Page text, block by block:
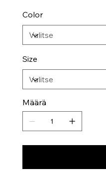
Color
Size
Määrä